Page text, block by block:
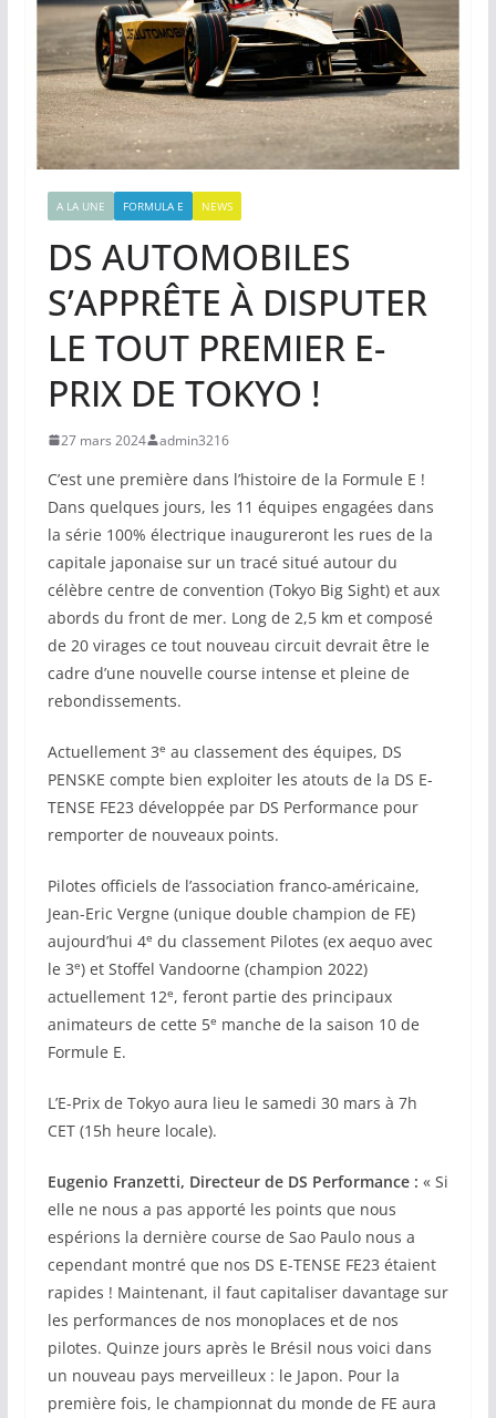
A LA UNE FORMULA E NEWS
DS AUTOMOBILES
S’APPRÊTE À DISPUTER
LE TOUT PREMIER E-
PRIX DE TOKYO !
27 mars 2024 admin3216
C’est une première dans l’histoire de la Formule E !
Dans quelques jours, les 11 équipes engagées dans
la série 100% électrique inaugureront les rues de la
capitale japonaise sur un tracé situé autour du
célèbre centre de convention (Tokyo Big Sight) et aux
abords du front de mer. Long de 2,5 km et composé
de 20 virages ce tout nouveau circuit devrait être le
cadre d’une nouvelle course intense et pleine de
rebondissements.
Actuellement 3e au classement des équipes, DS
PENSKE compte bien exploiter les atouts de la DS E-
TENSE FE23 développée par DS Performance pour
remporter de nouveaux points.
Pilotes officiels de l’association franco-américaine,
Jean-Eric Vergne (unique double champion de FE)
aujourd’hui 4e du classement Pilotes (ex aequo avec
le 3e) et Stoffel Vandoorne (champion 2022)
actuellement 12e, feront partie des principaux
animateurs de cette 5e manche de la saison 10 de
Formule E.
L’E-Prix de Tokyo aura lieu le samedi 30 mars à 7h
CET (15h heure locale).
Eugenio Franzetti, Directeur de DS Performance : « Si
elle ne nous a pas apporté les points que nous
espérions la dernière course de Sao Paulo nous a
cependant montré que nos DS E-TENSE FE23 étaient
rapides ! Maintenant, il faut capitaliser davantage sur
les performances de nos monoplaces et de nos
pilotes. Quinze jours après le Brésil nous voici dans
un nouveau pays merveilleux : le Japon. Pour la
première fois, le championnat du monde de FE aura